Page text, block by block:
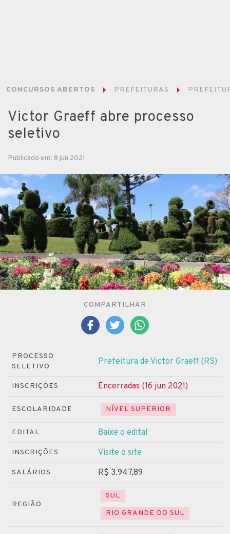
CONCURSOS ABERTOS PREFEITURAS
Victor Graeff abre processo
seletivo
Publicado em: 8 jun 2021
COMPARTILHAR
PROCESSO
SELETIVO
Prefeitura de Victor Graeff (RS)
INSCRIÇÕES Encerradas (16 jun 2021)
ESCOLARIDADE NÍVEL SUPERIOR
EDITAL Baixe o edital
INSCRIÇÕES Visite o site
SALÁRIOS R$ 3.947,89
REGIÃO
SUL
RIO GRANDE DO SUL